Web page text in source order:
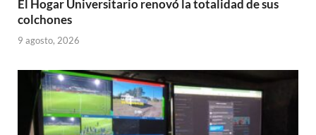
El Hogar Universitario renovó la totalidad de sus
colchones
9 agosto, 2026